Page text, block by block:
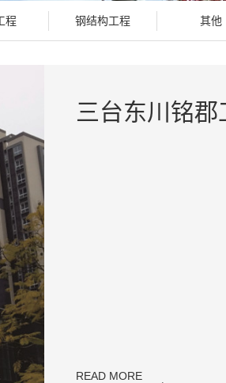
程 钢结构工程 其他
三台东川铭郡
READ MORE